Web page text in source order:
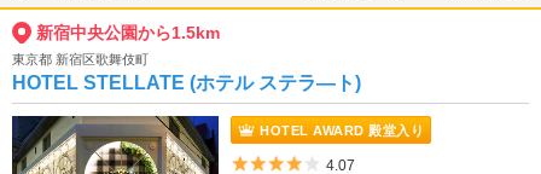
ホテルからもアクセスが便利です。
新宿中央公園から1.5km
東京都 新宿区歌舞伎町
HOTEL STELLATE (ホテル ステラ―ト)
HOTEL AWARD 殿堂入り
5つ星のうち4
4.07